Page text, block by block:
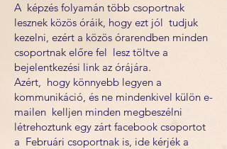
A képzés folyamán több csoportnak
lesznek közös óráik, hogy ezt jól tudjuk
kezelni, ezért a közös órarendben minden
csoportnak előre fel lesz töltve a
bejelentkezési link az órájára.
Azért, hogy könnyebb legyen a
kommunikáció, és ne mindenkivel külön e-
mailen kelljen minden megbeszélni
létrehoztunk egy zárt facebook csoportot
a Februári csoportnak is, ide kérjék a